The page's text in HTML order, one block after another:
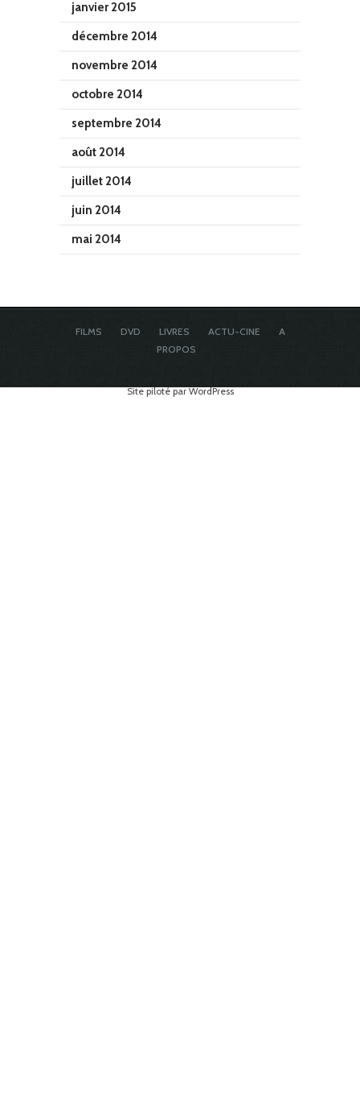
janvier 2015
décembre 2014
novembre 2014
octobre 2014
septembre 2014
août 2014
juillet 2014
juin 2014
mai 2014
FILMS DVD LIVRES ACTU-CINE
A
PROPOS
Site piloté par WordPress